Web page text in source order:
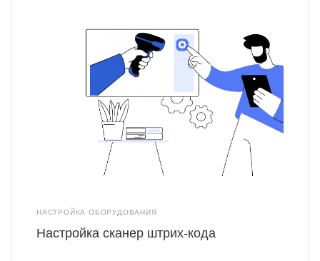
НАСТРОЙКА ОБОРУДОВАНИЯ
Настройка сканер штрих-кода